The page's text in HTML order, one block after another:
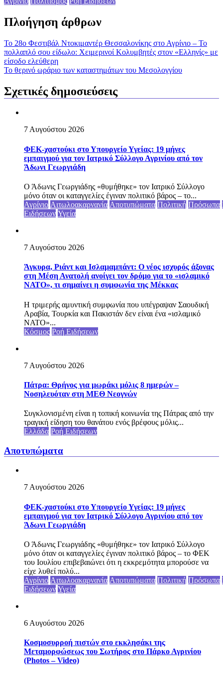
Πλοήγηση άρθρων
Το 28ο Φεστιβάλ Ντοκιμαντέρ Θεσσαλονίκης στο Αγρίνιο – Το
πολλαπλό σου είδωλο: Χειμερινοί Κολυμβητές στον «Ελληνίς» με
είσοδο ελεύθερη
To θερινό ωράριο των καταστημάτων του Μεσολογγίου
Σχετικές δημοσιεύσεις
7 Αυγούστου 2026
ΦΕΚ-χαστούκι στο Υπουργείο Υγείας: 19 μήνες
εμπαιγμού για τον Ιατρικό Σύλλογο Αγρινίου από τον
Άδωνι Γεωργιάδη
Ο Άδωνις Γεωργιάδης «θυμήθηκε» τον Ιατρικό Σύλλογο
μόνο όταν οι καταγγελίες έγιναν πολιτικό βάρος – το...
Αγρίνιο Αιτωλοακαρνανία Αποτυπώματα Πολιτική Πρόσωπα
Ειδήσεων Υγεία
7 Αυγούστου 2026
Άγκυρα, Ριάντ και Ισλαμαμπάντ: Ο νέος ισχυρός άξονας
στη Μέση Ανατολή ανοίγει τον δρόμο για το «ισλαμικό
ΝΑΤΟ», τι σημαίνει η συμφωνία της Μέκκας
Η τριμερής αμυντική συμφωνία που υπέγραψαν Σαουδική
Αραβία, Τουρκία και Πακιστάν δεν είναι ένα «ισλαμικό
ΝΑΤΟ»...
Κόσμος Ροή Ειδήσεων
7 Αυγούστου 2026
Πάτρα: Θρήνος για μωράκι μόλις 8 ημερών –
Νοσηλευόταν στη ΜΕΘ Νεογνών
Συγκλονισμένη είναι η τοπική κοινωνία της Πάτρας από την
τραγική είδηση του θανάτου ενός βρέφους μόλις...
Ελλάδα Ροή Ειδήσεων
Αποτυπώματα
7 Αυγούστου 2026
ΦΕΚ-χαστούκι στο Υπουργείο Υγείας: 19 μήνες
εμπαιγμού για τον Ιατρικό Σύλλογο Αγρινίου από τον
Άδωνι Γεωργιάδη
Ο Άδωνις Γεωργιάδης «θυμήθηκε» τον Ιατρικό Σύλλογο
μόνο όταν οι καταγγελίες έγιναν πολιτικό βάρος – το ΦΕΚ
του Ιουλίου επιβεβαιώνει ότι η εκκρεμότητα μπορούσε να
είχε λυθεί πολύ...
Αγρίνιο Αιτωλοακαρνανία Αποτυπώματα Πολιτική Πρόσωπα
Ειδήσεων Υγεία
6 Αυγούστου 2026
Κοσμοσυρροή πιστών στο εκκλησάκι της
Μεταμορφώσεως του Σωτήρος στο Πάρκο Αγρινίου
(Photos – Video)